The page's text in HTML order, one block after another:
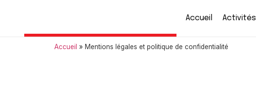
Accueil Activités
Accueil » Mentions légales et politique de confidentialité